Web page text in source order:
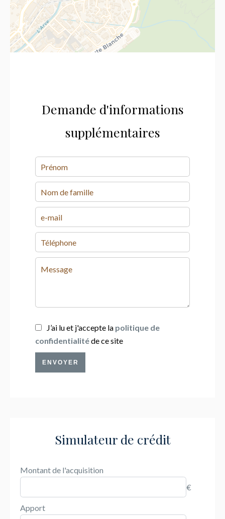
Demande d'informations
supplémentaires
J’ai lu et j'accepte la politique de
confidentialitéde ce site
ENVOYER
Simulateur de crédit
Montant de l'acquisition
€
Apport